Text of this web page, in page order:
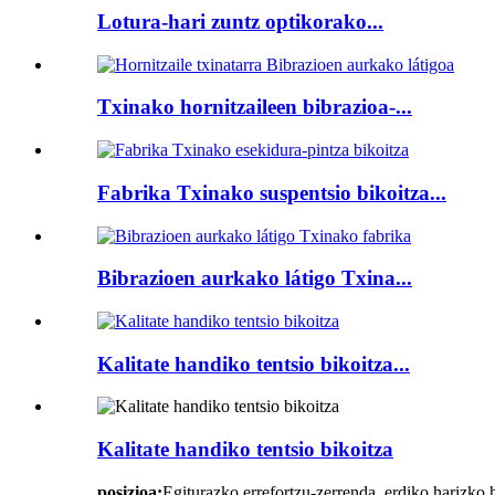
Lotura-hari zuntz optikorako...
Txinako hornitzaileen bibrazioa-...
Fabrika Txinako suspentsio bikoitza...
Bibrazioen aurkako látigo Txina...
Kalitate handiko tentsio bikoitza...
Kalitate handiko tentsio bikoitza